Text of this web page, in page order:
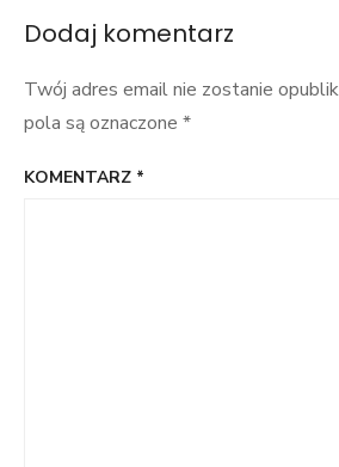
Dodaj komentarz
Twój adres email nie zostanie
pola są oznaczone *
KOMENTARZ *